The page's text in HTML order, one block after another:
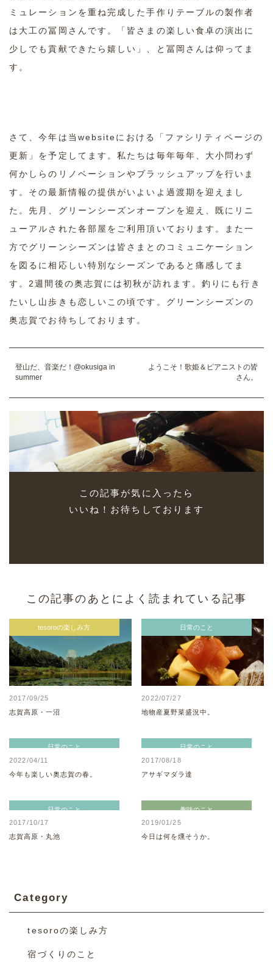
ミュレーションを重ね完成した手作りテーブルの製作者
は大工の冨岡さんです。「皆さまの楽しい食卓の演出に
少しでも貢献できたら嬉しい」、と冨岡さんは仰ってま
す。
さて、今年は当websiteにおける「ファシリティページの
更新」を予定してます。私たちは毎年毎年、大小問わず
何かしらのリノベーションやブラッシュアップを行いま
す。その最新情報の提供がいよいよ過渡期を迎えまし
た。先月、グリーンシーズンオープンを迎え、既にリニ
ューアルされた各部屋をご利用頂いております。また一
方でグリーンシーズンは皆さまとのコミュニケーション
を図るに相応しい特別なシーズンであると痛感してま
す。2週間後の奥志賀には初秋が訪れます。釣りにも行き
たいし山歩きも恋しいこの頃です。グリーンシーズンの
奥志賀でお待ちしております。
登山だ、音楽だ！@okusiga in
summer
ようこそ！歌姫＆ピアニストの皆
さん。
この記事が気に入ったら
いいね！お待ちしております
この記事のあとによく読まれている記事
tesoroの楽しみ方
2017/09/25
志賀高原・一沼
日常のこと
2022/07/27
地物産夏野菜盛況中。
日常のこと
2022/04/11
今年も楽しい奥志賀の春。
日常のこと
2017/08/18
アサギマダラ達
日常のこと
2017/10/17
志賀高原・丸池
趣味のこと
2019/01/25
今日は何を燻そうか。
Category
tesoroの楽しみ方
宿づくりのこと